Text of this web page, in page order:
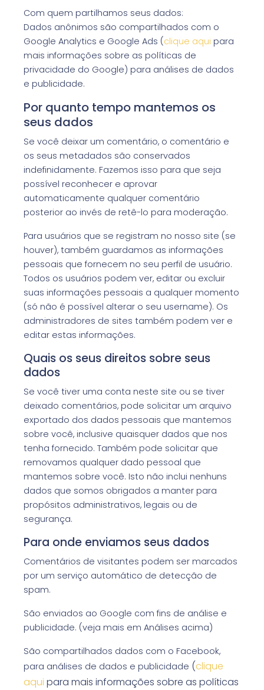
Com quem partilhamos seus dados:
Dados anônimos são compartilhados com o
Google Analytics e Google Ads (clique aqui para
mais informações sobre as políticas de
privacidade do Google) para análises de dados
e publicidade.
Por quanto tempo mantemos os
seus dados
Se você deixar um comentário, o comentário e
os seus metadados são conservados
indefinidamente. Fazemos isso para que seja
possível reconhecer e aprovar
automaticamente qualquer comentário
posterior ao invés de retê-lo para moderação.
Para usuários que se registram no nosso site (se
houver), também guardamos as informações
pessoais que fornecem no seu perfil de usuário.
Todos os usuários podem ver, editar ou excluir
suas informações pessoais a qualquer momento
(só não é possível alterar o seu username). Os
administradores de sites também podem ver e
editar estas informações.
Quais os seus direitos sobre seus
dados
Se você tiver uma conta neste site ou se tiver
deixado comentários, pode solicitar um arquivo
exportado dos dados pessoais que mantemos
sobre você, inclusive quaisquer dados que nos
tenha fornecido. Também pode solicitar que
removamos qualquer dado pessoal que
mantemos sobre você. Isto não inclui nenhuns
dados que somos obrigados a manter para
propósitos administrativos, legais ou de
segurança.
Para onde enviamos seus dados
Comentários de visitantes podem ser marcados
por um serviço automático de detecção de
spam.
São enviados ao Google com fins de análise e
publicidade. (veja mais em Análises acima)
São compartilhados dados com o Facebook,
para análises de dados e publicidade (clique
aqui para mais informações sobre as políticas